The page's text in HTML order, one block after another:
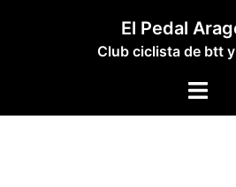
El Pedal
Club ciclista de btt
Alternar